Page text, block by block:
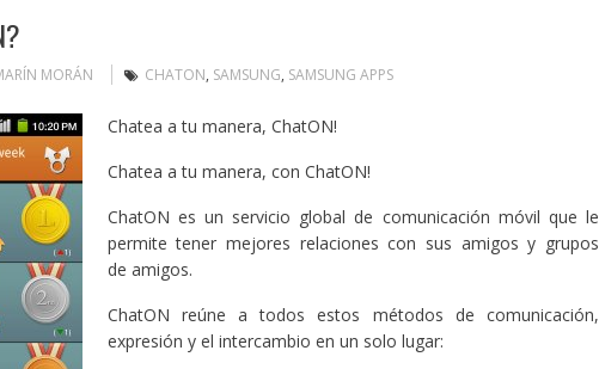
MORÁN CHATON, SAMSUNG, SAMSUNG APPS
Chatea a tu manera, ChatON!
Chatea a tu manera, con ChatON!
ChatON es un servicio global de comunicación móvil que le
permite tener mejores relaciones con sus amigos y grupos
de amigos.
ChatON reúne a todos estos métodos de comunicación,
expresión y el intercambio en un solo lugar: